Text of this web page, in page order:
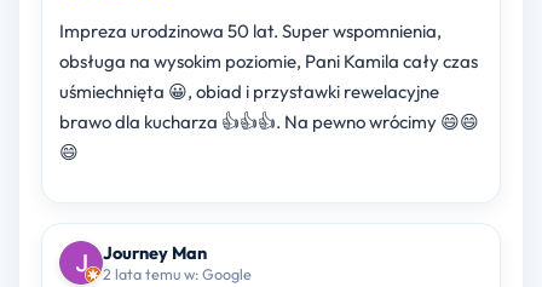
Impreza urodzinowa 50 lat. Super wspomnienia,
obsługa na wysokim poziomie, Pani Kamila cały czas
uśmiechnięta 😀, obiad i przystawki rewelacyjne
brawo dla kucharza 👍👍👍. Na pewno wrócimy 😄😄
😄
Journey Man
2 lata temu w: Google